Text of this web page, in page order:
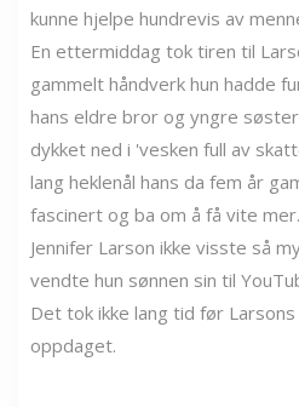
kunne hjelpe hundrevis av
En ettermiddag tok tiren til
gammelt håndverk hun hadde
hans eldre bror og yngre
dykket ned i 'vesken full av
lang heklenål hans da fem år
fascinert og ba om å få vite
Jennifer Larson ikke visste så
vendte hun sønnen sin til
Det tok ikke lang tid før
oppdaget.